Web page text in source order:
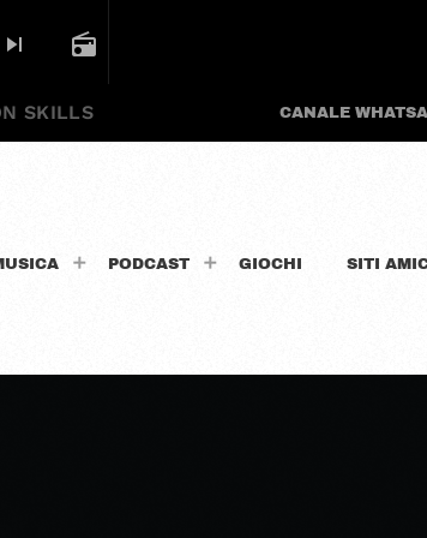
skip_next radio
SKILLS CANALE
PODCAST GIOCHI SITI